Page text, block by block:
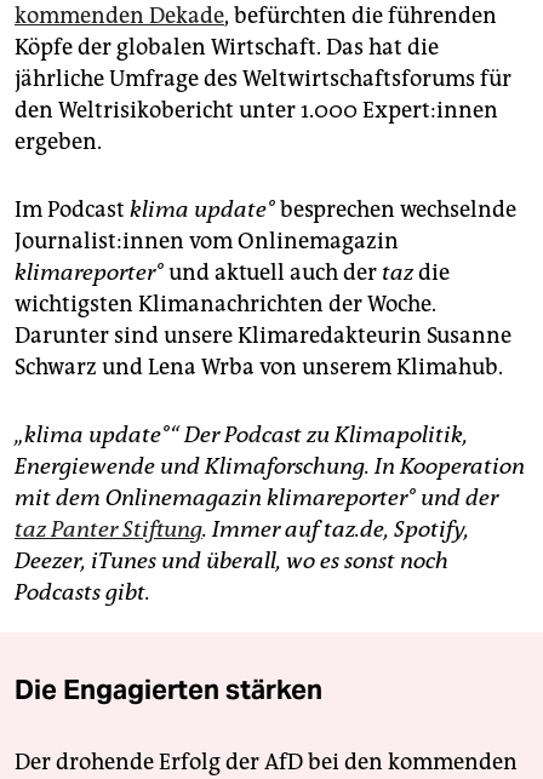
kommenden Dekade, befürchten die führenden
Köpfe der globalen Wirtschaft. Das hat die
jährliche Umfrage des Weltwirtschaftsforums für
den Weltrisikobericht unter 1.000 Ex­per­t:in­nen
ergeben.
Im Podcast klima update°besprechen wechselnde
Jour­na­lis­t:in­nen vom Onlinemagazin
klimareporter°und aktuell auch der tazdie
wichtigsten Klimanachrichten der Woche.
Darunter sind unsere Klimaredakteurin Susanne
Schwarz und Lena Wrba von unserem Klimahub.
„klima update°“ Der Podcast zu Klimapolitik,
Energiewende und Klimaforschung. In Kooperation
mit dem Onlinemagazin klimareporter° und der
taz Panter Stiftung. Immer auf taz.de, Spotify,
Deezer, iTunes und überall, wo es sonst noch
Podcasts gibt.
Die Engagierten stärken
Der drohende Erfolg der AfD bei den kommenden